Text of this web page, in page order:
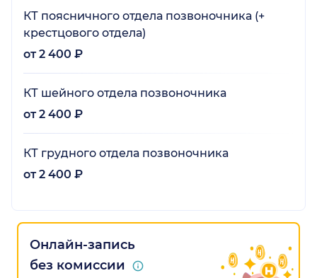
КТ поясничного отдела позвоночника (+
крестцового отдела)
от 2 400 ₽
КТ шейного отдела позвоночника
от 2 400 ₽
КТ грудного отдела позвоночника
от 2 400 ₽
Онлайн-запись
без комиссии